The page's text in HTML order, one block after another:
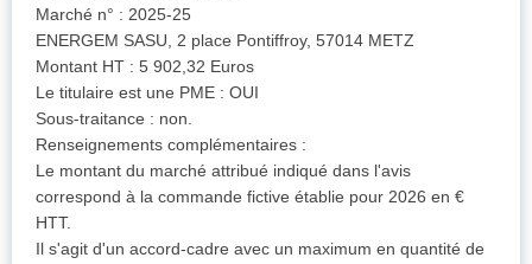
Marché n° : 2025-25
ENERGEM SASU, 2 place Pontiffroy, 57014 METZ
Montant HT : 5 902,32 Euros
Le titulaire est une PME : OUI
Sous-traitance : non.
Renseignements complémentaires :
Le montant du marché attribué indiqué dans l'avis
correspond à la commande fictive établie pour 2026 en €
HTT.
Il s'agit d'un accord-cadre avec un maximum en quantité de